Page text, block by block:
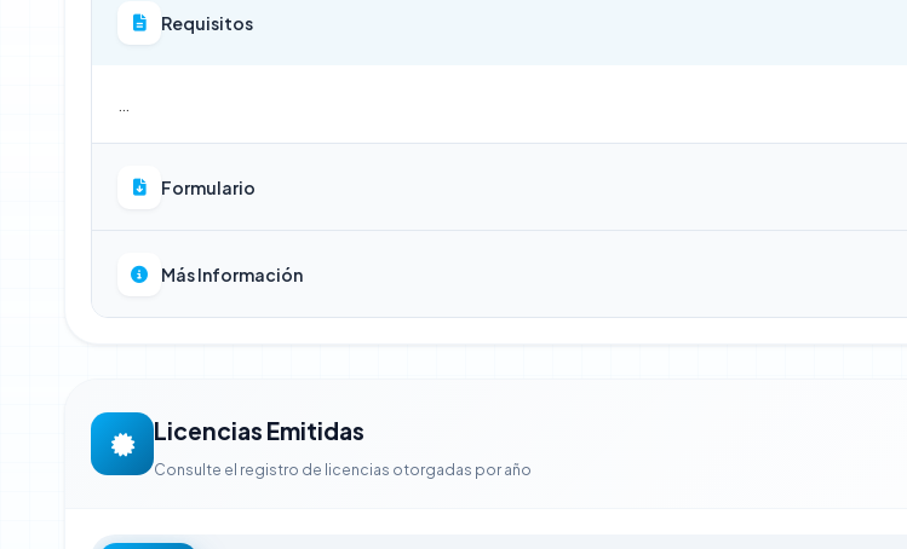
Requisitos
Formulario
Más Información
Licencias Emitidas
Consulte el registro de licencias otorgadas por año